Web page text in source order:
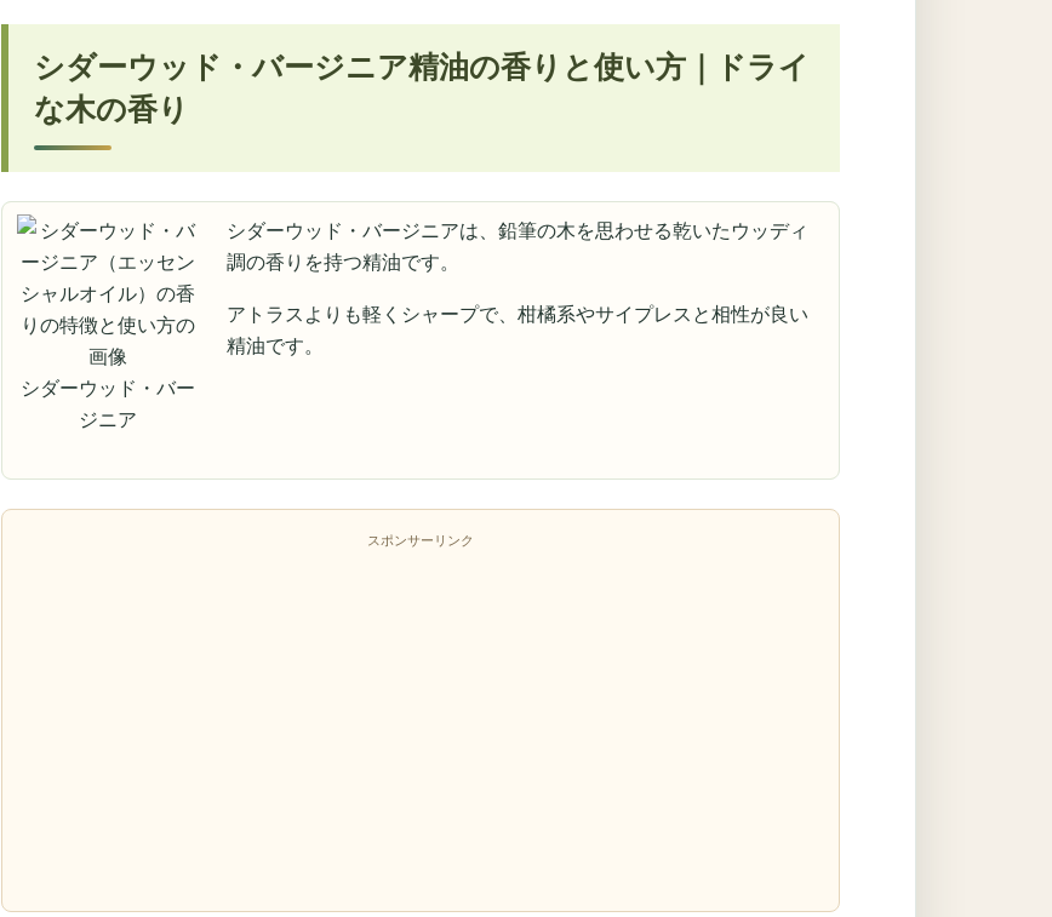
シダーウッド・バージニア精油の香りと使い方｜ドライ
な木の香り
シダーウッド・バー
ジニア
シダーウッド・バージニアは、鉛筆の木を思わせる乾いたウッディ
調の香りを持つ精油です。
アトラスよりも軽くシャープで、柑橘系やサイプレスと相性が良い
精油です。
スポンサーリンク